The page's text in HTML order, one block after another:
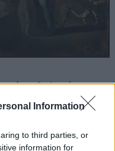
Information
to third parties, or
information for
μυθολογία,
του Νταλί που
ερωτεύεται την